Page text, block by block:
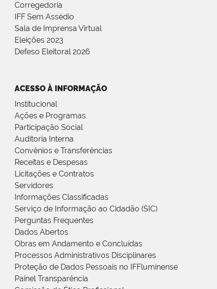
Corregedoria
IFF Sem Assédio
Sala de Imprensa Virtual
Eleições 2023
Defeso Eleitoral 2026
ACESSO À INFORMAÇÃO
Institucional
Ações e Programas
Participação Social
Auditoria Interna
Convênios e Transferências
Receitas e Despesas
Licitações e Contratos
Servidores
Informações Classificadas
Serviço de Informação ao Cidadão (SIC)
Perguntas Frequentes
Dados Abertos
Obras em Andamento e Concluídas
Processos Administrativos Disciplinares
Proteção de Dados Pessoais no IFFluminense
Painel Transparência